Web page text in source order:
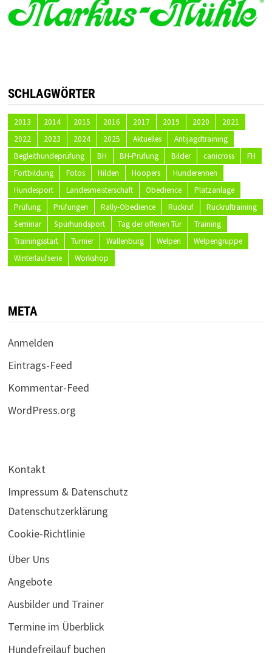
SCHLAGWÖRTER
2013 2014 2015 2016 2017 2019 2020
2021
2022
2023 2024 2025 Aktuelles
Antijagdtraining
Begleithundeprüfung
BH BH-Prüfung Bilder canicross
FH
Fortbildung
Fotos Hilden Hoopers
Hunderennen
Hundesport
Landesmeisterschaft Obedience
Platzanlage
Prüfung
Prüfungen Rally-Obedience Rückruf
Rückruftraining
Seminar
Spürhundsport Tag der offenen Tür
Training
Trainingsstart
Turnier Wallenburg Welpen
Welpengruppe
Winterlaufserie
Workshop
META
Anmelden
Eintrags-Feed
Kommentar-Feed
WordPress.org
Kontakt
Impressum & Datenschutz
Datenschutzerklärung
Cookie-Richtlinie
Über Uns
Angebote
Ausbilder und Trainer
Termine im Überblick
Hundefreilauf buchen